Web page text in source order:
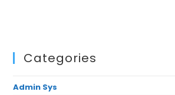
Categories
Admin Sys